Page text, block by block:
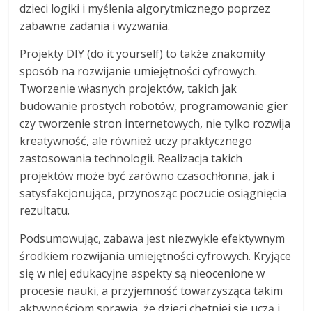
dzieci logiki i myślenia algorytmicznego poprzez
zabawne zadania i wyzwania.
Projekty DIY (do it yourself) to także znakomity
sposób na rozwijanie umiejętności cyfrowych.
Tworzenie własnych projektów, takich jak
budowanie prostych robotów, programowanie gier
czy tworzenie stron internetowych, nie tylko rozwija
kreatywność, ale również uczy praktycznego
zastosowania technologii. Realizacja takich
projektów może być zarówno czasochłonna, jak i
satysfakcjonująca, przynosząc poczucie osiągnięcia
rezultatu.
Podsumowując, zabawa jest niezwykle efektywnym
środkiem rozwijania umiejętności cyfrowych. Kryjące
się w niej edukacyjne aspekty są nieocenione w
procesie nauki, a przyjemność towarzysząca takim